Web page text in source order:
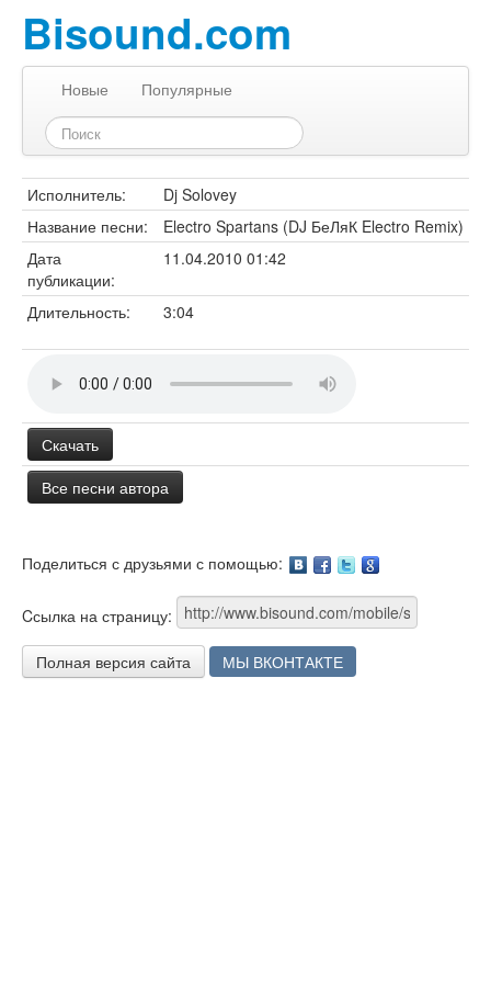
Bisound.com
Новые Популярные
Исполнитель:
Dj Solovey
Название песни:
Electro Spartans (DJ БеЛяК Electro Remix)
Дата
публикации:
11.04.2010 01:42
Длительность: 3:04
Скачать
Все песни автора
Поделиться с друзьями с помощью:
Cсылка на страницу:
Полная версия сайта МЫ ВКОНТАКТЕ